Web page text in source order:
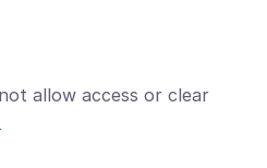
allow access or clear